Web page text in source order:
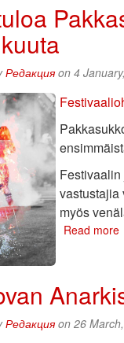
Редакцияon 4
vastustajia
myös
Read more
-
Редакцияon 26